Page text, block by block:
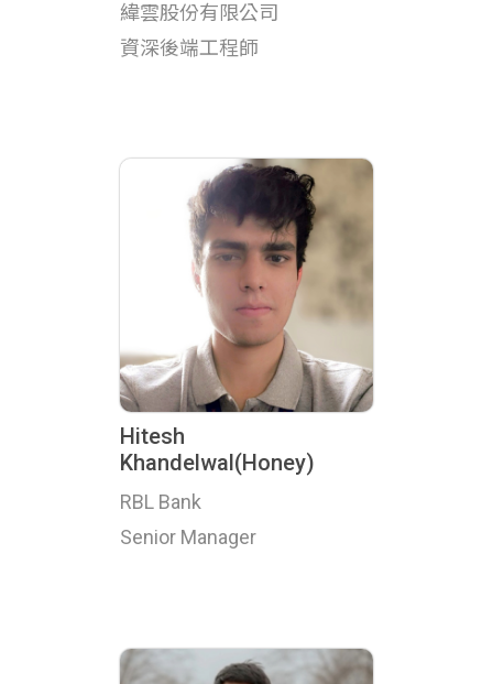
緯雲股份有限公司
資深後端工程師
Hitesh
Khandelwal(Honey)
RBL Bank
Senior Manager